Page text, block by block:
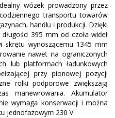
wózek prowadzony przez
transportu towarów
handlu i produkcji. Dzięki
395 mm od czoła wideł
skrętu wynoszącemu 1345 mm
nawet na ograniczonych
lub platformach ładunkowych
przy pionowej pozycji
rolki podporowe zwiększają
manewrowania. Akumulator
wymaga konserwacji i można
jednofazowym 230 V.